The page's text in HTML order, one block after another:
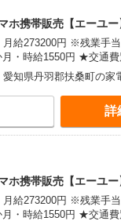
ホ携帯販売【エーユー
月給273200円 ※残業手
月・時給1550円 ★交通
○。・゜+゜ 入社
10万円支給(規定有) お友達を紹介頂くと, イ
ンティブ支給(規定有)
゜+゜
愛知県丹羽郡扶桑町の家
詳
ホ携帯販売【エーユー
月給273200円 ※残業手
月・時給1550円 ★交通